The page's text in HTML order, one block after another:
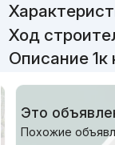
Ход
Описание 1к
Это
Похожие